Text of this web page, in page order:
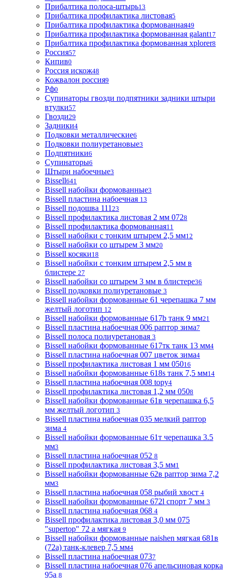
Прибалтика полоса-штырь13
Прибалтика профилактика листовая5
Прибалтика профилактика формованная49
Прибалтика профилактика формованная galant17
Прибалтика профилактика формованная xplorer8
Россия57
Кипив0
Россия искож48
Кожвалон россия9
Рф0
Супинаторы гвозди подпятники задники штыри
втулки57
Гвозди29
Задники4
Подковки металлические6
Подковки полиуретановые3
Подпятники6
Супинаторы6
Штыри набоечные3
Bissell641
Bissell набойки формованные3
Bissell пластина набоечная 13
Bissell подошва 111 23
Bissell профилактика листовая 2 мм 0728
Bissell профилактика формованная11
Bissell набойки с тонким штырем 2,5 мм12
Bissell набойки со штырем 3 мм20
Bissell косяки18
Bissell набойки с тонким штырем 2,5 мм в
блистере 27
Bissell набойки со штырем 3 мм в блистере36
Bissell подковки полиуретановые 3
Bissell набойки формованные 61 черепашка 7 мм
желтый логотип 12
Bissell набойки формованные 617b танк 9 мм21
Bissell пластина набоечная 006 раптор зима7
Bissell полоса полиуретановая 3
Bissell набойки формованные 617тк танк 13 мм4
Bissell пластина набоечная 007 цветок зима4
Bissell профилактика листовая 1 мм 05016
Bissell набойки формованные 618s танк 7,5 мм14
Bissell пластина набоечная 008 topy4
Bissell профилактика листовая 1,2 мм 0508
Bissell набойки формованные 61в черепашка 6,5
мм желтый логотип 3
Bissell пластина набоечная 035 мелкий раптор
зима 4
Bissell набойки формованные 61т черепашка 3.5
мм3
Bissell пластина набоечная 052 8
Bissell профилактика листовая 3,5 мм1
Bissell набойки формованные 62в раптор зима 7,2
мм3
Bissell пластина набоечная 058 рыбий хвост 4
Bissell набойки формованные 672l спорт 7 мм 3
Bissell пластина набоечная 068 4
Bissell профилактика листовая 3,0 мм 075
"supertop" 72 а мягкая 9
Bissell набойки формованные naishen мягкая 681в
(72a) танк-клевер 7,5 мм4
Bissell пластина набоечная 0737
Bissell пластина набоечная 076 апельсиновая корка
95а 8